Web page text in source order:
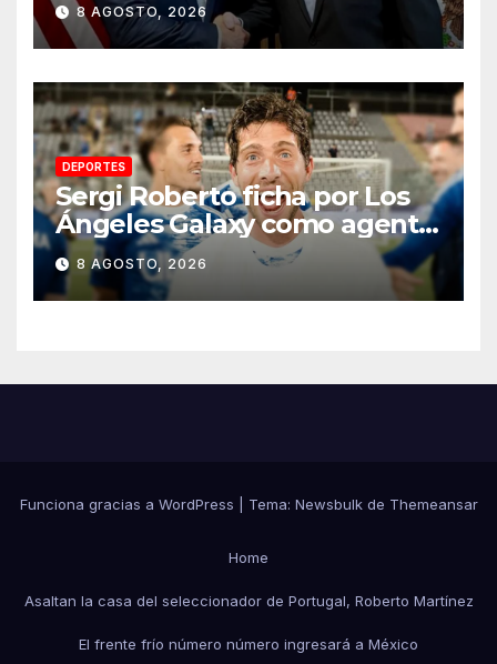
región aguacatera de
Michoacán
8 AGOSTO, 2026
DEPORTES
Sergi Roberto ficha por Los
Ángeles Galaxy como agente
libre hasta 2028
8 AGOSTO, 2026
Funciona gracias a WordPress Tema: Newsbulkde Themeansar
Home
Asaltan la casa del seleccionador de Portugal, Roberto Martínez
El frente frío número número ingresará a México